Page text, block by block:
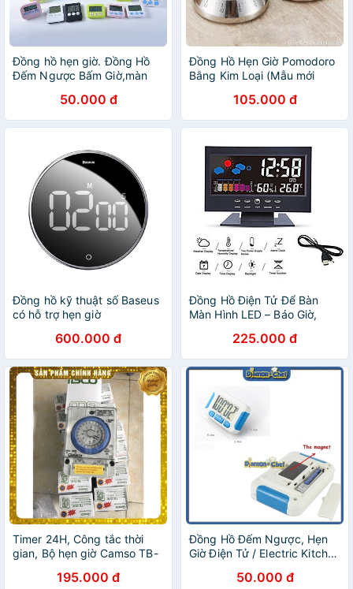
Đồng hồ hẹn giờ. Đồng Hồ
Đếm Ngược Bấm Giờ,màn
50.000 đ
Đồng Hồ Hẹn Giờ Pomodoro
Bằng Kim Loại (Mẫu mới
105.000 đ
Đồng hồ kỹ thuật số Baseus
có hỗ trợ hẹn giờ
600.000 đ
Đồng Hồ Điện Tử Để Bàn
Màn Hình LED – Báo Giờ,
225.000 đ
Timer 24H, Công tắc thời
gian, Bộ hẹn giờ Camso TB-
195.000 đ
Đồng Hồ Đếm Ngược, Hẹn
Giờ Điện Tử / Electric Kitchen
50.000 đ